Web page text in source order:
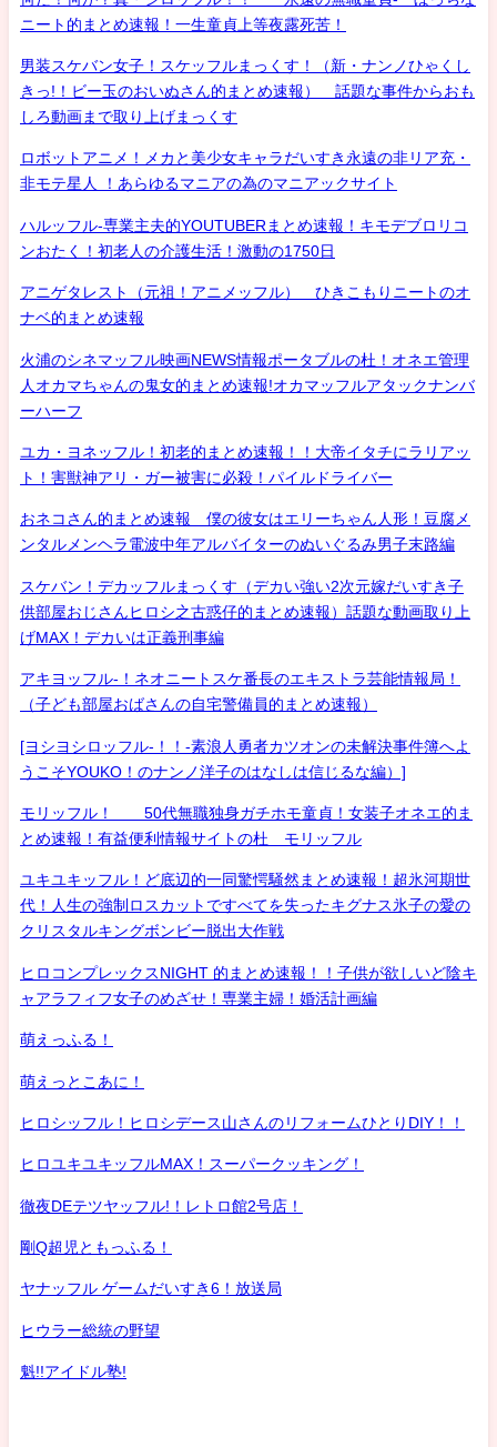
ニート的まとめ速報！一生童貞上等夜露死苦！
男装スケバン女子！スケッフルまっくす！（新・ナンノひゃくし
きっ!！ビー玉のおいぬさん的まとめ速報） 話題な事件からおも
しろ動画まで取り上げまっくす
ロボットアニメ！メカと美少女キャラだいすき永遠の非リア充・
非モテ星人 ！あらゆるマニアの為のマニアックサイト
ハルッフル-専業主夫的YOUTUBERまとめ速報！キモデブロリコ
ンおたく！初老人の介護生活！激動の1750日
アニゲタレスト（元祖！アニメッフル） ひきこもりニートのオ
ナベ的まとめ速報
火浦のシネマッフル映画NEWS情報ポータブルの杜！オネエ管理
人オカマちゃんの鬼女的まとめ速報!オカマッフルアタックナンバ
ーハーフ
ユカ・ヨネッフル！初老的まとめ速報！！大帝イタチにラリアッ
ト！害獣神アリ・ガー被害に必殺！パイルドライバー
おネコさん的まとめ速報 僕の彼女はエリーちゃん人形！豆腐メ
ンタルメンヘラ電波中年アルバイターのぬいぐるみ男子末路編
スケバン！デカッフルまっくす（デカい強い2次元嫁だいすき子
供部屋おじさんヒロシ之古惑仔的まとめ速報）話題な動画取り上
げMAX！デカいは正義刑事編
アキヨッフル-！ネオニートスケ番長のエキストラ芸能情報局！
（子ども部屋おばさんの自宅警備員的まとめ速報）
[ヨシヨシロッフル-！！-素浪人勇者カツオンの未解決事件簿へよ
うこそYOUKO！のナンノ洋子のはなしは信じるな編）]
モリッフル！ 50代無職独身ガチホモ童貞！女装子オネエ的ま
とめ速報！有益便利情報サイトの杜 モリッフル
ユキユキッフル！ど底辺的一同驚愕騒然まとめ速報！超氷河期世
代！人生の強制ロスカットですべてを失ったキグナス氷子の愛の
クリスタルキングボンビー脱出大作戦
ヒロコンプレックスNIGHT 的まとめ速報！！子供が欲しいど陰キ
ャアラフィフ女子のめざせ！専業主婦！婚活計画編
萌えっふる！
萌えっとこあに！
ヒロシッフル！ヒロシデース山さんのリフォームひとりDIY！！
ヒロユキユキッフルMAX！スーパークッキング！
徹夜DEテツヤッフル!！レトロ館2号店！
剛Q超児ともっふる！
ヤナッフル ゲームだいすき6！放送局
ヒウラー総統の野望
魁!!アイドル塾!